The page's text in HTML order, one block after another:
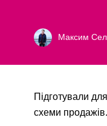
Максим
Підготували
схеми продажів.